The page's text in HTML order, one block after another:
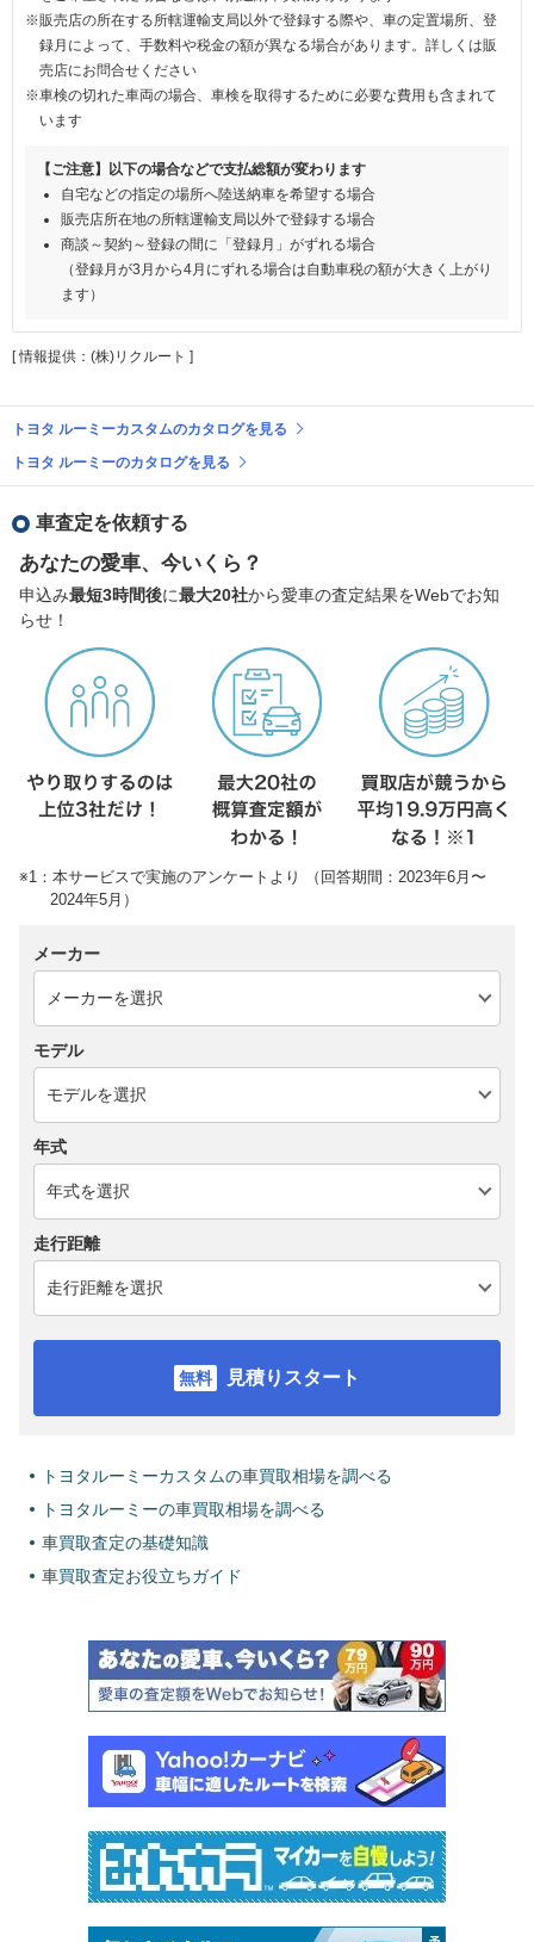
※販売店の所在する所轄運輸支局以外で登録する際や、車の定置場所、登
録月によって、手数料や税金の額が異なる場合があります。詳しくは販
売店にお問合せください
※車検の切れた車両の場合、車検を取得するために必要な費用も含まれて
います
【ご注意】以下の場合などで支払総額が変わります
自宅などの指定の場所へ陸送納車を希望する場合
販売店所在地の所轄運輸支局以外で登録する場合
商談～契約～登録の間に「登録月」がずれる場合
（登録月が3月から4月にずれる場合は自動車税の額が大きく上がり
ます）
[ 情報提供：(株)リクルート ]
トヨタ ルーミーカスタムのカタログを見る
トヨタ ルーミーのカタログを見る
車査定を依頼する
あなたの愛車、今いくら？
申込み最短3時間後に最大20社から愛車の査定結果をWebでお知
らせ！
※1：本サービスで実施のアンケートより （回答期間：2023年6月〜
2024年5月）
メーカー
モデル
年式
走行距離
見積りスタート
トヨタルーミーカスタムの車買取相場を調べる
トヨタルーミーの車買取相場を調べる
車買取査定の基礎知識
車買取査定お役立ちガイド